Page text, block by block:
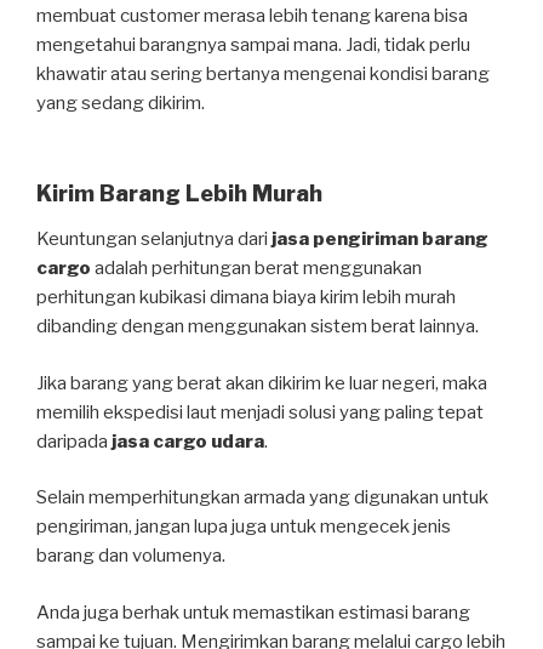
membuat customer merasa lebih tenang karena bisa
mengetahui barangnya sampai mana. Jadi, tidak perlu
khawatir atau sering bertanya mengenai kondisi barang
yang sedang dikirim.
Kirim Barang Lebih Murah
Keuntungan selanjutnya dari jasa pengiriman barang
cargo adalah perhitungan berat menggunakan
perhitungan kubikasi dimana biaya kirim lebih murah
dibanding dengan menggunakan sistem berat lainnya.
Jika barang yang berat akan dikirim ke luar negeri, maka
memilih ekspedisi laut menjadi solusi yang paling tepat
daripada jasa cargo udara.
Selain memperhitungkan armada yang digunakan untuk
pengiriman, jangan lupa juga untuk mengecek jenis
barang dan volumenya.
Anda juga berhak untuk memastikan estimasi barang
sampai ke tujuan. Mengirimkan barang melalui cargo lebih